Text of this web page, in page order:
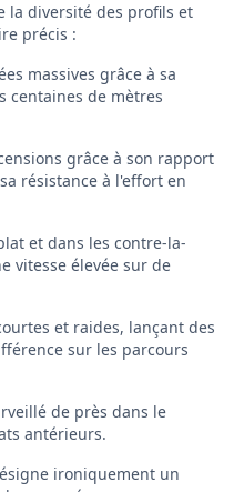
la diversité des profils et
précis :
massives grâce à sa
centaines de mètres
grâce à son rapport
résistance à l'effort en
et dans les contre-la-
vitesse élevée sur de
et raides, lançant des
sur les parcours
de près dans le
antérieurs.
ironiquement un